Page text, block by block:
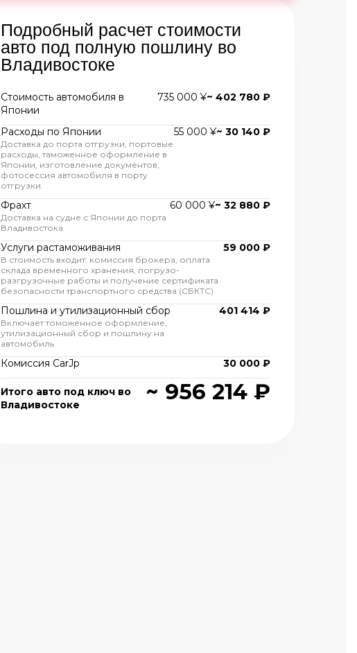
Подробный расчет стоимости
авто под полную пошлину во
Владивостоке
Стоимость автомобиля в
Японии
735 000 ¥~ 402 780 ₽
Расходы по Японии
Доставка до порта отгрузки, портовые
расходы, таможенное оформление в
Японии, изготовление документов,
фотосессия автомобиля в порту
отгрузки.
55 000 ¥~ 30 140 ₽
Фрахт
Доставка на судне с Японии до порта
Владивостока
60 000 ¥~ 32 880 ₽
Услуги растаможивания
В стоимость входит: комиссия брокера, оплата
склада временного хранения, погрузо-
разгрузочные работы и получение сертификата
безопасности транспортного средства (СБКТС)
59 000 ₽
Пошлина и утилизационный сбор
Включает томоженное оформление,
утилизационный сбор и пошлину на
автомобиль
401 414 ₽
Комиссия CarJp 30 000 ₽
Итого авто под ключ во
Владивостоке
~ 956 214 ₽